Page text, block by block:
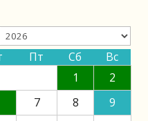
Пт Сб
Вс
1
2
7 8
9